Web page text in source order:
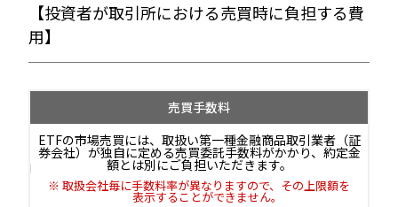
【投資者が取引所における売買時に負担する費
用】
売買手数料
ETFの市場売買には、取扱い第一種金融商品取引業者（証
券会社）が独自に定める売買委託手数料がかかり、約定金
額とは別にご負担いただきます。
取扱会社毎に手数料率が異なりますので、その上限額を
表示することができません。